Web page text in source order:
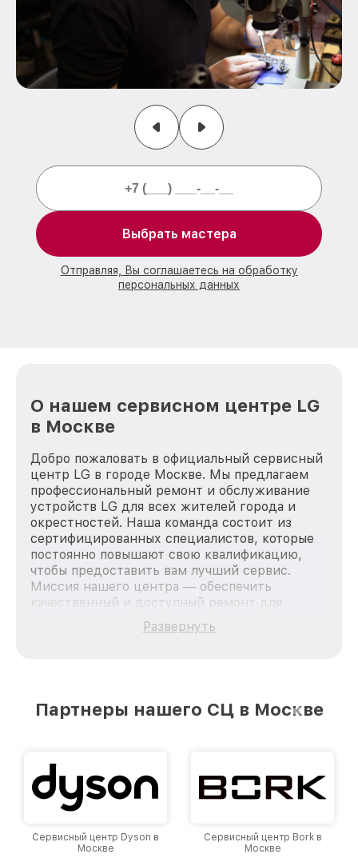
Выбрать мастера
Отправляя, Вы соглашаетесь на обработку
персональных данных
О нашем сервисном центре LG
в Москве
Добро пожаловать в официальный сервисный
центр LG в городе Москве. Мы предлагаем
профессиональный ремонт и обслуживание
устройств LG для всех жителей города и
окрестностей. Наша команда состоит из
сертифицированных специалистов, которые
постоянно повышают свою квалификацию,
чтобы предоставить вам лучший сервис.
Миссия нашего центра — обеспечить
качественный и доступный ремонт для
каждого пользователя продукции LG, вне
зависимости от сложности поломки. Мы
Москве, постоянно повышая уровень доверия
Развернуть
Партнеры нашего СЦ в Москве
Сервисный центр Dyson в
Москве
Сервисный центр Bork в
Москве